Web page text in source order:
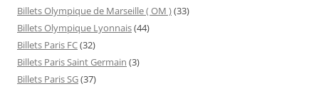
Billets Olympique de Marseille ( OM )(33)
Billets Olympique Lyonnais(44)
Billets Paris FC(32)
Billets Paris Saint Germain (3)
Billets Paris SG(37)